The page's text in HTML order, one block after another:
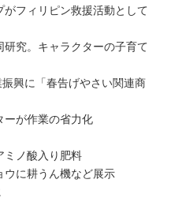
フィリピン救援活動として
研究。キャラクターの子育て
興に「春告げやさい関連商
ーが作業の省力化
ミノ酸入り肥料
ウに耕うん機など展示